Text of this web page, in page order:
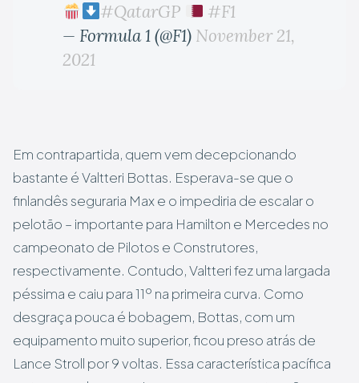
#QatarGP
#F1
— Formula 1 (@F1) November 21,
2021
Em contrapartida, quem vem decepcionando
bastante é Valtteri Bottas. Esperava-se que o
finlandês seguraria Max e o impediria de escalar o
pelotão – importante para Hamilton e Mercedes no
campeonato de Pilotos e Construtores,
respectivamente. Contudo, Valtteri fez uma largada
péssima e caiu para 11º na primeira curva. Como
desgraça pouca é bobagem, Bottas, com um
equipamento muito superior, ficou preso atrás de
Lance Stroll por 9 voltas. Essa característica pacífica